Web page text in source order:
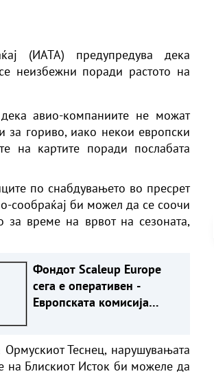
(ИАТА) предупредува дека
неизбежни поради растото на
авио-компаниите не можат
за гориво, иако некои европски
на картите поради послабата
по снабдувањето во пресрет
сообраќај би можел да се соочи
за време на врвот на сезоната,
Фондот Scaleup Europe
сега е оперативен -
Европската комисија
Теснец, нарушувањата
на Блискиот Исток би можеле да